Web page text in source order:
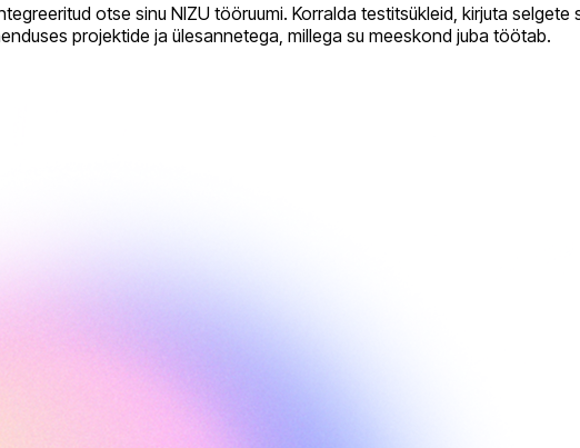
otse sinu NIZU tööruumi. Korralda testitsükleid, kirjuta
projektide ja ülesannetega, millega su meeskond juba töötab.